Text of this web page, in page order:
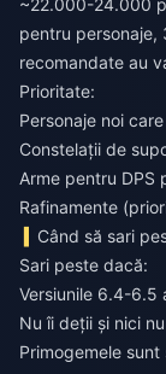
pentru personaje,
recomandate au
Prioritate:
Personaje noi
Constelații de
Arme pentru DPS
Rafinamente
Când să sari
Sari peste dacă:
Versiunile 6.4-6.5
Nu îi deții și nici
Primogemele